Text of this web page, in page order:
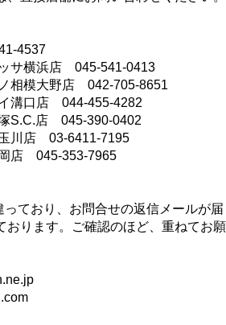
4537
サ横浜店 045-541-0413
相模大野店 042-705-8651
溝口店 044-455-4282
S.C.店 045-390-0402
川店 03-6411-7195
店 045-353-7965
ており、お問合せの返信メールが届
おります。ご確認のほど、重ねてお願